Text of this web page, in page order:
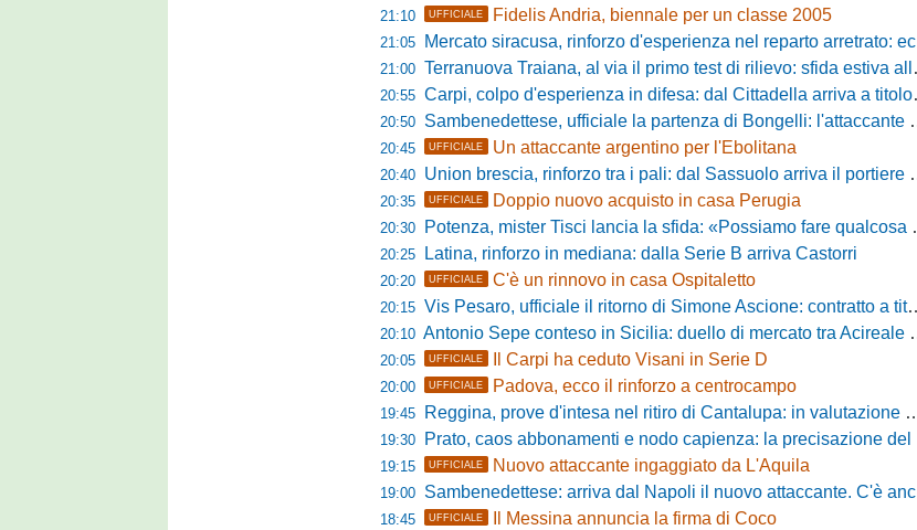
21:10 UFFICIALE Fidelis Andria, biennale per un classe 2005
21:05 Mercato siracusa, rinforzo d'esperienza nel reparto arretrato: ecco Orlando
21:00 Terranuova Traiana, al via il primo test di rilievo: sfida estiva allo Zecchini con il Grosseto
20:55 Carpi, colpo d'esperienza in difesa: dal Cittadella arriva a titolo definitivo Riccardo Gatti
20:50 Sambenedettese, ufficiale la partenza di Bongelli: l'attaccante passa in Serie D
20:45 UFFICIALE Un attaccante argentino per l'Ebolitana
20:40 Union brescia, rinforzo tra i pali: dal Sassuolo arriva il portiere Gioele Zacchi
20:35 UFFICIALE Doppio nuovo acquisto in casa Perugia
20:30 Potenza, mister Tisci lancia la sfida: «Possiamo fare qualcosa di storico e regalarci la trasferta a Genova»
20:25 Latina, rinforzo in mediana: dalla Serie B arriva Castorri
20:20 UFFICIALE C'è un rinnovo in casa Ospitaletto
20:15 Vis Pesaro, ufficiale il ritorno di Simone Ascione: contratto a titolo definitivo fino al 2029
20:10 Antonio Sepe conteso in Sicilia: duello di mercato tra Acireale e Messina
20:05 UFFICIALE Il Carpi ha ceduto Visani in Serie D
20:00 UFFICIALE Padova, ecco il rinforzo a centrocampo
19:45 Reggina, prove d'intesa nel ritiro di Cantalupa: in valutazione Blazevic e Anton
19:30 Prato, caos abbonamenti e nodo capienza: la precisazione del club laniero
19:15 UFFICIALE Nuovo attaccante ingaggiato da L'Aquila
19:00 Sambenedettese: arriva dal Napoli il nuovo attaccante. C'è anche l'ufficialità
18:45 UFFICIALE Il Messina annuncia la firma di Coco